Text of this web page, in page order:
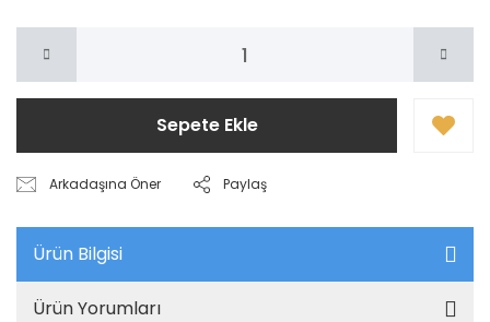
Sepete Ekle
Arkadaşına Öner Paylaş
Ürün Bilgisi
Ürün Yorumları